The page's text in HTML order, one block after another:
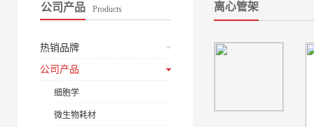
公司产品 Products
热销品牌
公司产品
细胞学
微生物耗材
离心管架